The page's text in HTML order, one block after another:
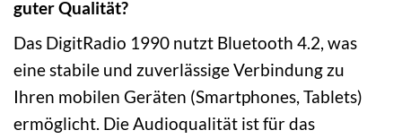
guter Qualität?
Das DigitRadio 1990 nutzt Bluetooth 4.2, was
eine stabile und zuverlässige Verbindung zu
Ihren mobilen Geräten (Smartphones, Tablets)
ermöglicht. Die Audioqualität ist für das